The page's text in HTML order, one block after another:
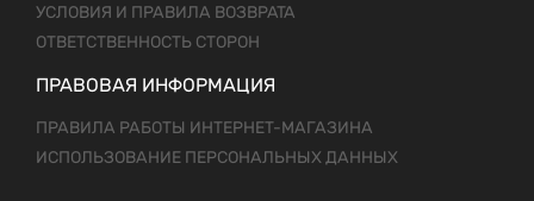
УСЛОВИЯ И ПРАВИЛА ВОЗВРАТА
ОТВЕТСТВЕННОСТЬ СТОРОН
ПРАВОВАЯ ИНФОРМАЦИЯ
ПРАВИЛА РАБОТЫ ИНТЕРНЕТ-МАГАЗИНА
ИСПОЛЬЗОВАНИЕ ПЕРСОНАЛЬНЫХ ДАННЫХ